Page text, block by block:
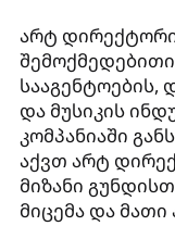
არტ
სააგენტოების,
და მუსიკის
კომპანიაში
აქვთ არტ
მიზანი
მიცემა და